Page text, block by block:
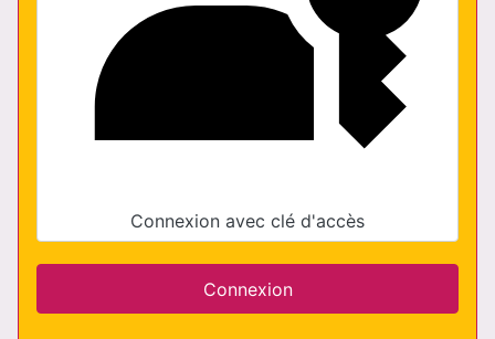
Connexion avec clé d'accès
Connexion